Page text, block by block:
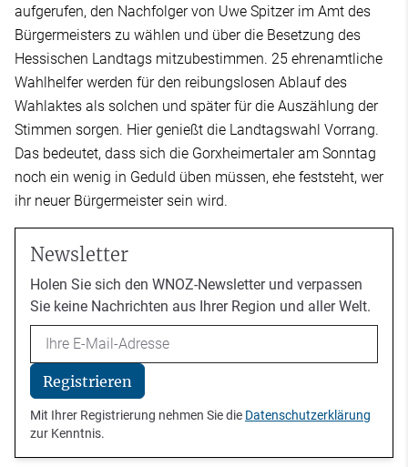
aufgerufen, den Nachfolger von Uwe Spitzer im Amt des
Bürgermeisters zu wählen und über die Besetzung des
Hessischen Landtags mitzubestimmen. 25 ehrenamtliche
Wahlhelfer werden für den reibungslosen Ablauf des
Wahlaktes als solchen und später für die Auszählung der
Stimmen sorgen. Hier genießt die Landtagswahl Vorrang.
Das bedeutet, dass sich die Gorxheimertaler am Sonntag
noch ein wenig in Geduld üben müssen, ehe feststeht, wer
ihr neuer Bürgermeister sein wird.
Newsletter
Holen Sie sich den WNOZ-Newsletter und verpassen
Sie keine Nachrichten aus Ihrer Region und aller Welt.
Email
Registrieren
Mit Ihrer Registrierung nehmen Sie die Datenschutzerklärung
zur Kenntnis.